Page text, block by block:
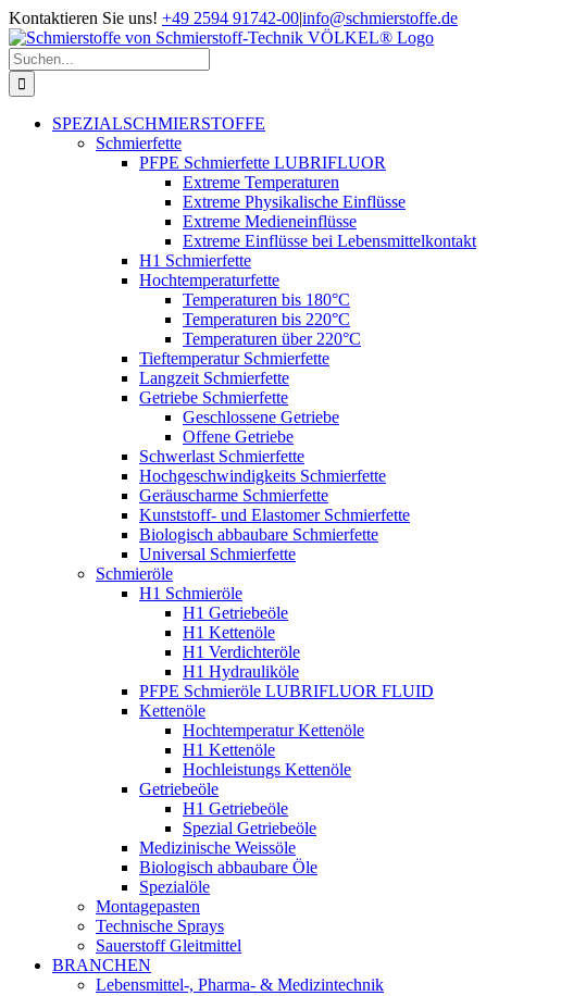
Zum
Inhalt
springen
Kontaktieren Sie uns! +49 2594 91742-00|info@schmierstoffe.de
Suche
nach:
SPEZIALSCHMIERSTOFFE
Schmierfette
PFPE Schmierfette LUBRIFLUOR
Extreme Temperaturen
Extreme Physikalische Einflüsse
Extreme Medieneinflüsse
Extreme Einflüsse bei Lebensmittelkontakt
H1 Schmierfette
Hochtemperaturfette
Temperaturen bis 180°C
Temperaturen bis 220°C
Temperaturen über 220°C
Tieftemperatur Schmierfette
Langzeit Schmierfette
Getriebe Schmierfette
Geschlossene Getriebe
Offene Getriebe
Schwerlast Schmierfette
Hochgeschwindigkeits Schmierfette
Geräuscharme Schmierfette
Kunststoff- und Elastomer Schmierfette
Biologisch abbaubare Schmierfette
Universal Schmierfette
Schmieröle
H1 Schmieröle
H1 Getriebeöle
H1 Kettenöle
H1 Verdichteröle
H1 Hydrauliköle
PFPE Schmieröle LUBRIFLUOR FLUID
Kettenöle
Hochtemperatur Kettenöle
H1 Kettenöle
Hochleistungs Kettenöle
Getriebeöle
H1 Getriebeöle
Spezial Getriebeöle
Medizinische Weissöle
Biologisch abbaubare Öle
Spezialöle
Montagepasten
Technische Sprays
Sauerstoff Gleitmittel
BRANCHEN
Lebensmittel-, Pharma- & Medizintechnik